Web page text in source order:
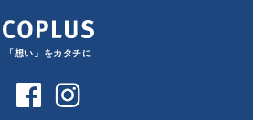
「想い」をカタチに